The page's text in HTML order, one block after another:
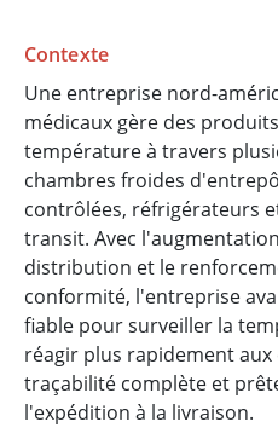
Contexte
Une entreprise nord-
médicaux gère des
température à travers
chambres froides
contrôlées, réfrigérateurs
transit. Avec
distribution et le
conformité, l'entreprise
fiable pour surveiller la
réagir plus rapidement
traçabilité complète et
l'expédition à la livraison.